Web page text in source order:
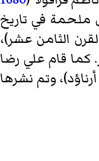
في تاريخ
الثامن عشر)،
كما قام علي رضا
وتم نشرها